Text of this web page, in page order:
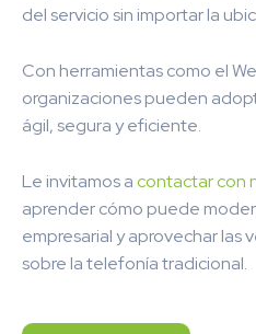
del servicio sin importar la
Con herramientas como el
organizaciones pueden
ágil, segura y eficiente.
Le invitamos a contactar con
aprender cómo puede
empresarial y aprovechar las
sobre la telefonía tradicional.